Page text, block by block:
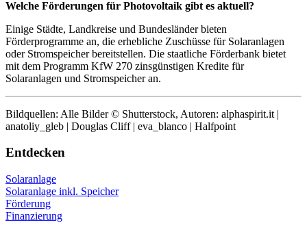
Welche Förderungen für Photovoltaik gibt es aktuell?
Einige Städte, Landkreise und Bundesländer bieten
Förderprogramme an, die erhebliche Zuschüsse für Solaranlagen
oder Stromspeicher bereitstellen. Die staatliche Förderbank bietet
mit dem Programm KfW 270 zinsgünstigen Kredite für
Solaranlagen und Stromspeicher an.
Bildquellen: Alle Bilder © Shutterstock, Autoren: alphaspirit.it |
anatoliy_gleb | Douglas Cliff | eva_blanco | Halfpoint
Entdecken
Solaranlage
Solaranlage inkl. Speicher
Förderung
Finanzierung